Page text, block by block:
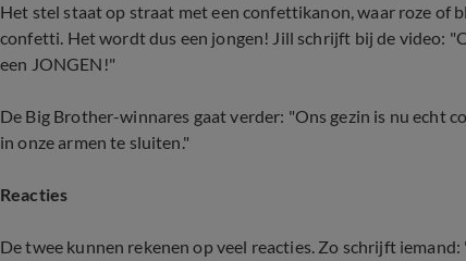
Het stel staat op straat met een confettikanon, waar roze of
confetti. Het wordt dus een jongen! Jill schrijft bij de video:
een JONGEN!"
De Big Brother-winnares gaat verder: "Ons gezin is nu echt
in onze armen te sluiten."
Reacties
De twee kunnen rekenen op veel reacties. Zo schrijft